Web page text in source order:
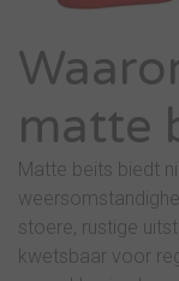
matte
Matte beits biedt
stoere, rustige
kwetsbaar voor